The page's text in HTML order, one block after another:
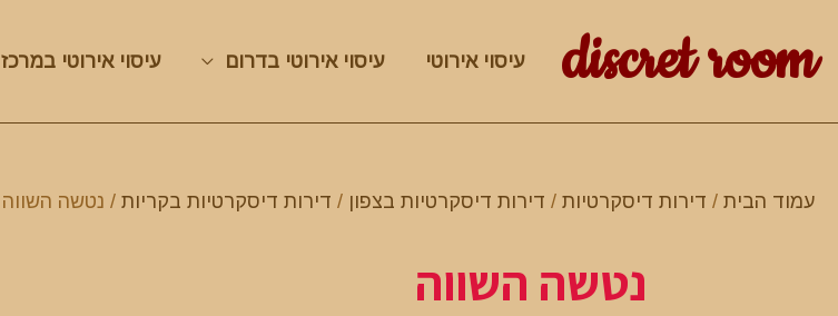
discret room עיסוי אירוטי עיסוי אירוטי בדרום עיסוי אירוטי במרכז
עמוד הבית / דירות דיסקרטיות / דירות דיסקרטיות בצפון / דירות דיסקרטיות בקריות / נטשה השווה
נטשה השווה